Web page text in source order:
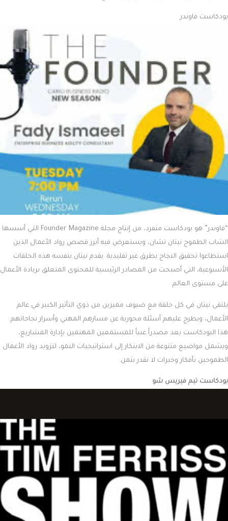
بودكاست فاوندر
“فاوندر” هو بودكاست متفرد، من إنتاج مجلة Founder Magazine التي أسسها
الشاب الطموح نيثان تشان، ويستعرض فيه أبرز قصص رواد الأعمال الذين
استطاعوا تحقيق النجاح بطرق غير تقليدية. يقدم نيثان بنفسه هذه الحلقات
الأسبوعية، التي أصبحت من المصادر الرئيسية للمحتوى المتعلق بريادة الأعمال
على مستوى العالم.
يلتقي نيثان في كل حلقة مع ضيوف مميزين من ذوي التأثير الكبير في عالم
الأعمال، ويطرح عليهم أسئلة محورية عن مسارهم المهني وأسرار نجاحاتهم.
هذا البودكاست يعد مصدراً غنياً للمستمعين المهتمين بإدارة المشاريع،
ويشمل مواضيع متنوعة من الابتكار إلى استراتيجيات النمو، لتزويد رواد الأعمال
الطموحين بأفكار وخبرات لا تقدر بثمن.
بودكاست تيم فيريس شو